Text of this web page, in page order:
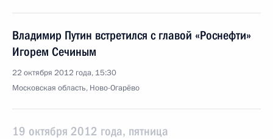
Владимир Путин встретился с главой «Роснефти»
Игорем Сечиным
22 октября 2012 года, 15:30
Московская область, Ново-Огарёво
19 октября 2012 года, пятница